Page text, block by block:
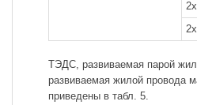
ТЭДС, развиваемая парой
развиваемая жилой провода
приведены в табл. 5.